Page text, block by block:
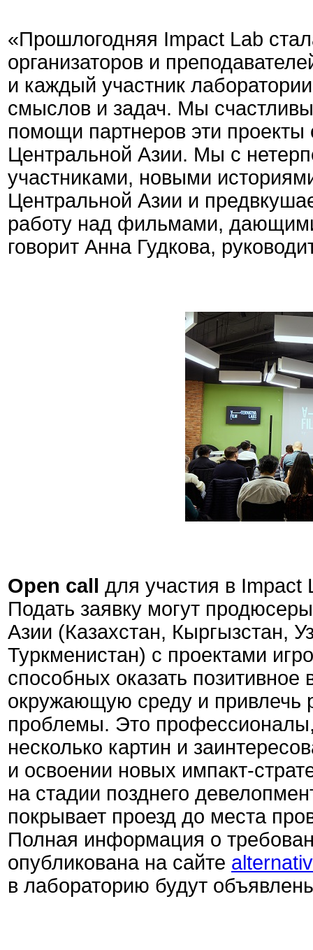
«Прошлогодняя Impact Lab
организаторов и
и каждый участник
смыслов и задач. Мы
помощи партнеров эти
Центральной Азии. Мы с
участниками, новыми
Центральной Азии и
работу над фильмами,
говорит Анна Гудкова,
Open call для участия в Impact
Подать заявку могут
Азии (Казахстан, Кыргызстан,
Туркменистан) с проектами
способных оказать
окружающую среду и привлечь
проблемы. Это
несколько картин и
и освоении новых импакт-
на стадии позднего
покрывает проезд до места
Полная информация о
опубликована на сайте
в лабораторию будут